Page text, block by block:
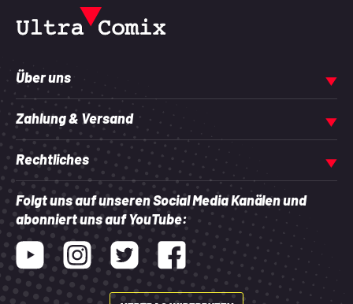
Über uns
Zahlung & Versand
Rechtliches
Folgt uns auf unseren Social Media Kanälen und
abonniert uns auf YouTube:
Youtube InstagramTwitter Facebook